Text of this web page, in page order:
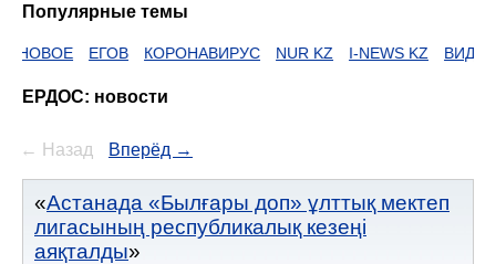
Популярные темы
ЕГОВ КОРОНАВИРУС NUR KZ I-NEWS KZ ВИДОЕ
ЕРДОС: новости
← Назад Вперёд →
Астанада «Былғары доп» ұлттық мектеп
лигасының республикалық кезеңі
аяқталды